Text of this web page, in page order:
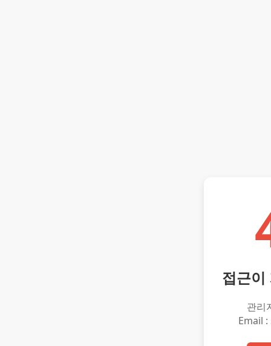
접근이
관리
Email